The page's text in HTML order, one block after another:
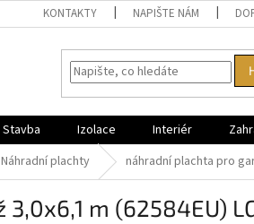
KONTAKTY NAPIŠTE NÁM
Stavba Izolace Interiér
Náhradní plachty náhradní plachta pro
m (62584EU)